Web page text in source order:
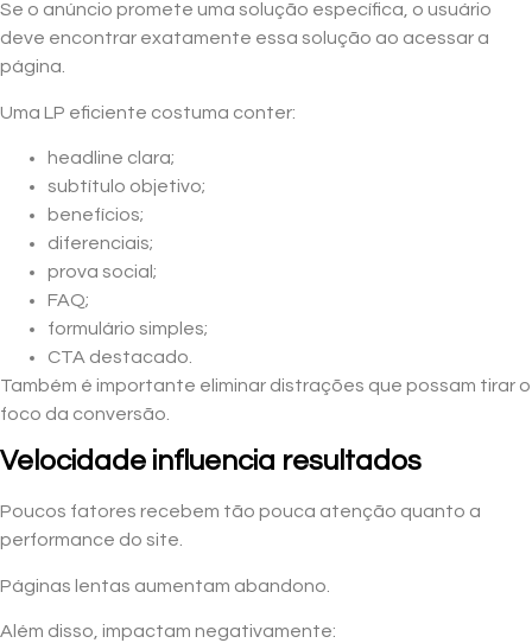
Se o anúncio promete uma solução específica, o usuário
deve encontrar exatamente essa solução ao acessar a
página.
Uma LP eficiente costuma conter:
headline clara;
subtítulo objetivo;
benefícios;
diferenciais;
prova social;
FAQ;
formulário simples;
CTA destacado.
Também é importante eliminar distrações que possam tirar o
foco da conversão.
Velocidade influencia resultados
Poucos fatores recebem tão pouca atenção quanto a
performance do site.
Páginas lentas aumentam abandono.
Além disso, impactam negativamente: